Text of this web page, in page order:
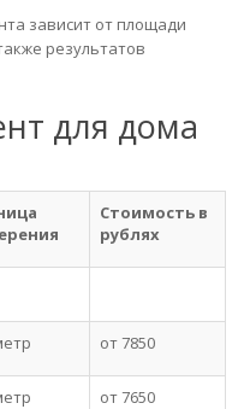
зависит от площади
результатов
для дома
Стоимость в
рублях
от 7850
от 7650